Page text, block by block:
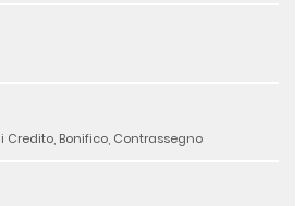
Credito, Bonifico, Contrassegno